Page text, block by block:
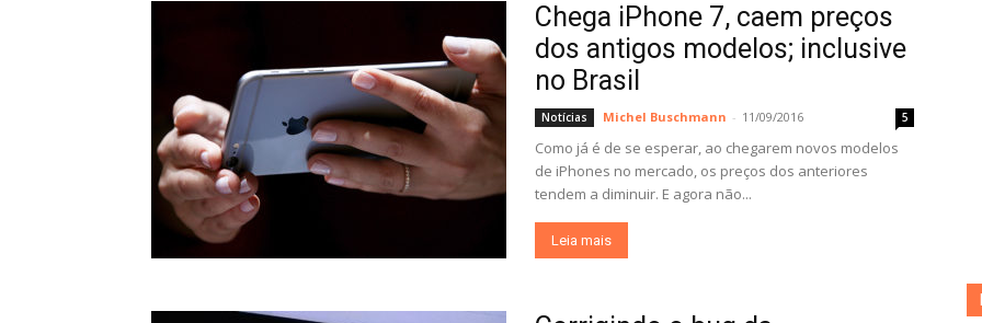
Chega iPhone 7, caem preços
dos antigos modelos; inclusive
no Brasil
Notícias Michel Buschmann - 11/09/2016 5
Como já é de se esperar, ao chegarem novos modelos
de iPhones no mercado, os preços dos anteriores
tendem a diminuir. E agora não...
Leia mais